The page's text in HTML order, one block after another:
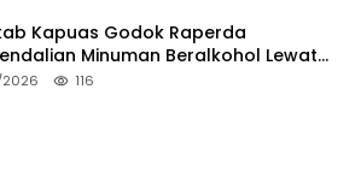
Kapuas Godok Raperda
Minuman Beralkohol Lewat
116